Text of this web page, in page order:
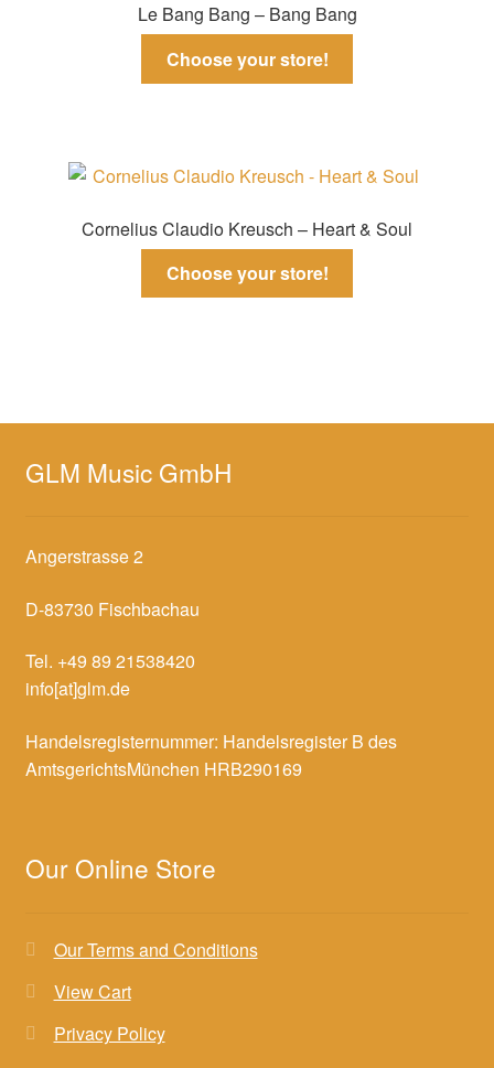
Le Bang Bang – Bang Bang
Choose your store!
Cornelius Claudio Kreusch – Heart & Soul
Choose your store!
GLM Music GmbH
Angerstrasse 2
D-83730 Fischbachau
Tel. +49 89 21538420
info[at]glm.de
Handelsregisternummer: Handelsregister B des
AmtsgerichtsMünchen HRB290169
Our Online Store
Our Terms and Conditions
View Cart
Privacy Policy